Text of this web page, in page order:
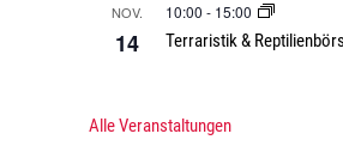
NOV.
14
10:00 - 15:00
Terraristik &
Alle Veranstaltungen